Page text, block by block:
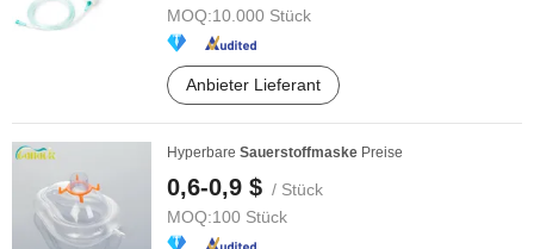
MOQ:10.000 Stück
Anbieter Lieferant
Hyperbare Sauerstoffmaske Preise
0,6-0,9 $ / Stück
MOQ:100 Stück